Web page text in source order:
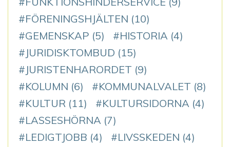
FÖRENINGSHJÄLTEN (10)
GEMENSKAP (5) HISTORIA (4)
JURIDISKTOMBUD (15)
JURISTENHARORDET (9)
KOLUMN (6) KOMMUNALVALET (8)
KULTUR (11) KULTURSIDORNA (4)
LASSESHÖRNA (7)
LEDIGTJOBB (4) LIVSSKEDEN (4)